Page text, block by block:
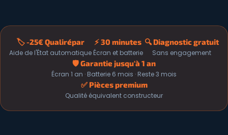
🏷️ -25€ Qualirépar
Aide de l'État automatique
⚡ 30 minutes
Écran et batterie
🔍 Diagnostic gratuit
Sans engagement
🛡️ Garantie jusqu'à 1 an
Écran 1 an · Batterie 6 mois · Reste 3 mois
✅ Pièces premium
Qualité équivalent constructeur